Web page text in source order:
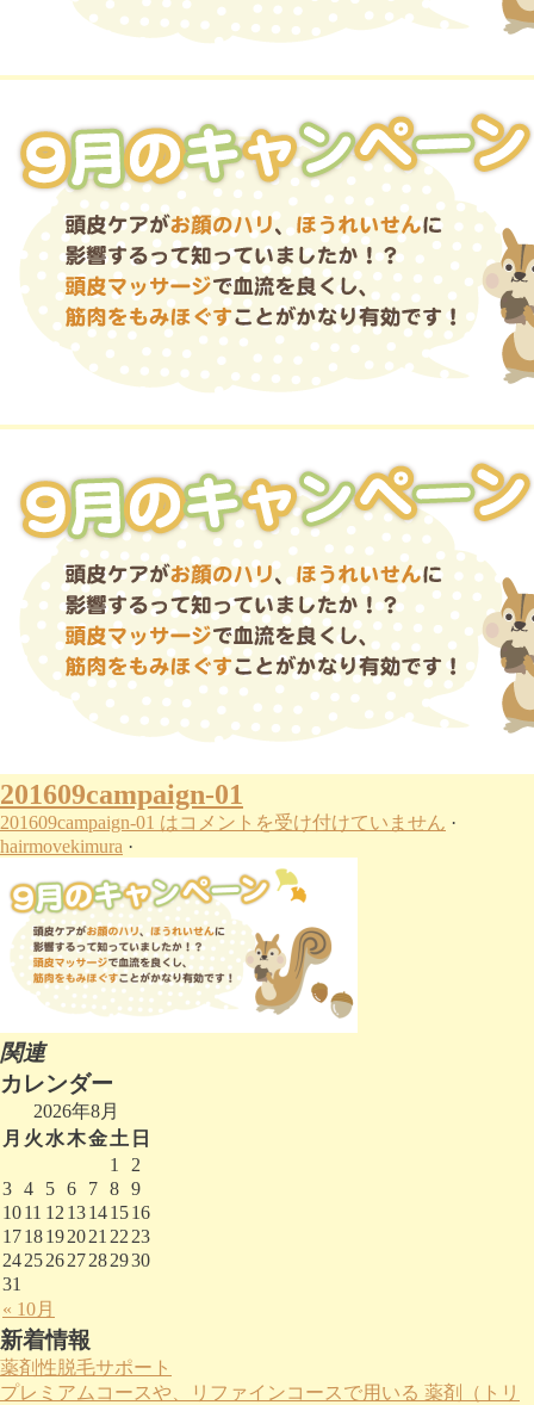
201609campaign-01
201609campaign-01 はコメントを受け付けていません ·
hairmovekimura ·
関連
カレンダー
2026年8月
月 火 水木金土 日
« 10月
1
2
3 4 5 6 7 8 9
1011 12 13141516
1718192021 22 23
24252627282930
31
新着情報
薬剤性脱毛サポート
プレミアムコースや、リファインコースで用いる 薬剤（トリ